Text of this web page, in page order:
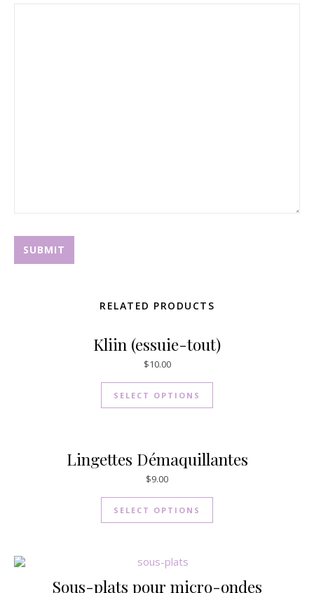
RELATED PRODUCTS
Kliin (essuie-tout)
$10.00
SELECT OPTIONS
Lingettes Démaquillantes
$9.00
SELECT OPTIONS
Sous-plats pour micro-ondes